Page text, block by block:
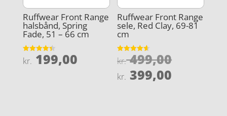
Ruffwear Front Range
halsbånd, Spring
Fade, 51 – 66 cm
Vurderet
4.4
kr. 199,00
Ruffwear Front Range
sele, Red Clay, 69-81
cm
Vurderet
4.6
kr.499,00Den
kr. 399,00